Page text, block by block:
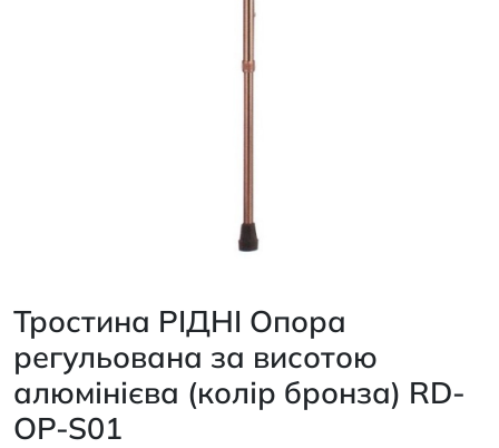
Тростина РІДНІ Опора
регульована за висотою
алюмінієва (колір бронза) RD-
OP-S01